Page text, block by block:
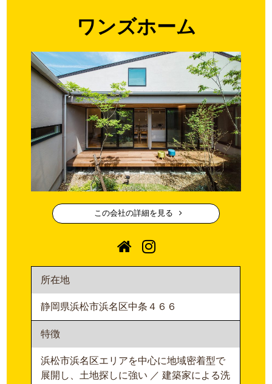
ワンズホーム
この会社の詳細を見る
所在地
静岡県浜松市浜名区中条４６６
特徴
浜松市浜名区エリアを中心に地域密着型で
展開し、土地探しに強い ／ 建築家による洗